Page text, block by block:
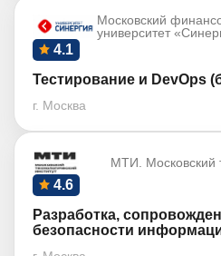
Московский
университет
4.1
Тестирование и DevOps
г. Москва
МТИ. Московский
4.6
Разработка,
безопасности